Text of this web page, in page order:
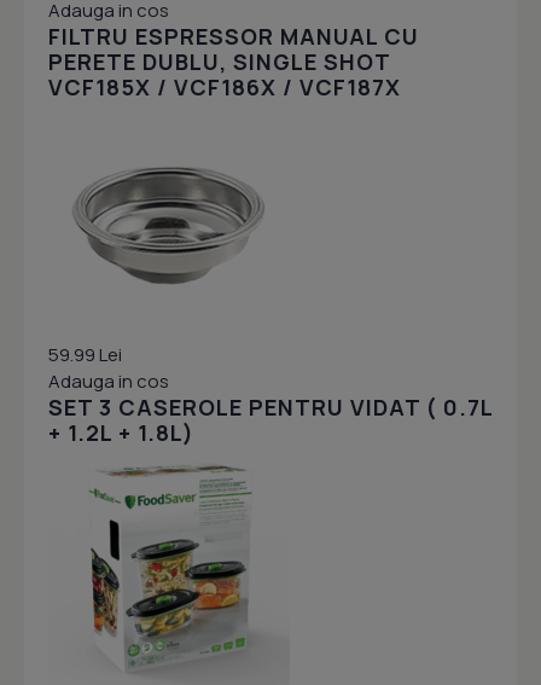
Adauga in cos
FILTRU ESPRESSOR MANUAL CU
PERETE DUBLU, SINGLE SHOT
VCF185X / VCF186X / VCF187X
59.99 Lei
Adauga in cos
SET 3 CASEROLE PENTRU VIDAT ( 0.7L
+ 1.2L + 1.8L)